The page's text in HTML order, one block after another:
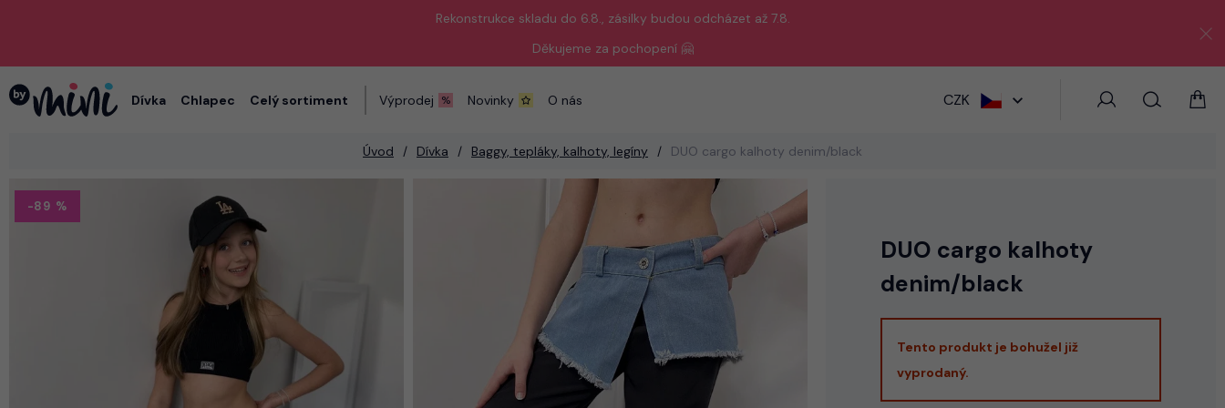
Rekonstrukce skladu do 6.8., zásilky budou odcházet až 7.8.
Děkujeme za pochopení 🤗
Dívka Chlapec Celý sortiment Výprodej Novinky O nás CZK
Úvod Dívka Baggy, tepláky, kalhoty, legíny DUO cargo kalhoty denim/black
-89
DUO cargo kalhoty
denim/black
Tento produkt je bohužel již
vyprodaný.